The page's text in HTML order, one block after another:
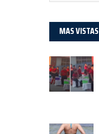
MAS VISTAS